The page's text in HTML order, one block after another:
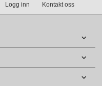
Logg inn Kontakt oss